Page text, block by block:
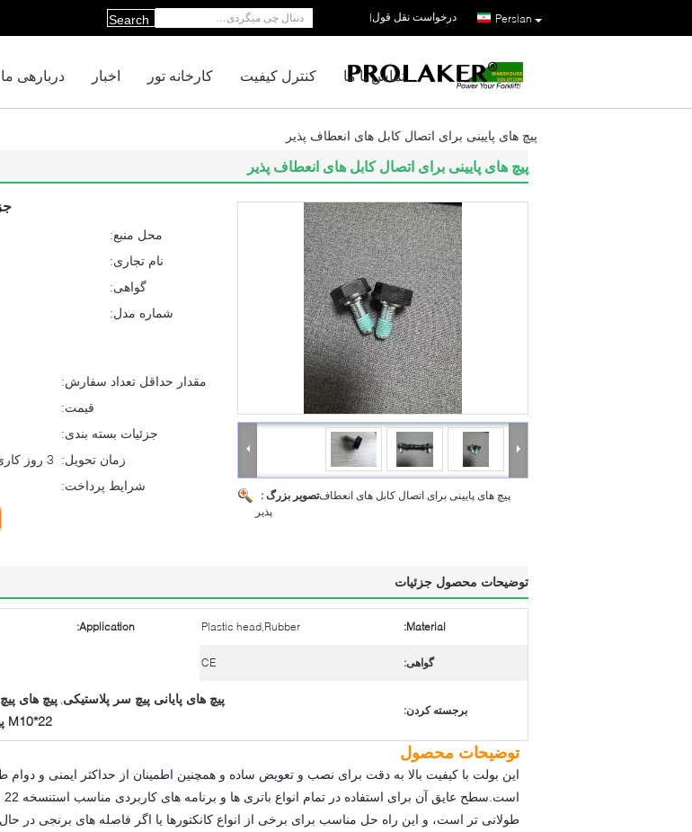
Persian درخواست نقل قول|
Search
دربارهی ما اخبار کارخانه تور کنترل کیفیت تماس با ما
پیچ های پایینی برای اتصال کابل های انعطاف پذیر
پیچ های پایینی برای اتصال کابل های انعطاف پذیر
تصویر بزرگ :پیچ های پایینی برای اتصال کابل های انعطاف
پذیر
محل منبع:
نام تجاری:
گواهی:
شماره مدل:
مقدار حداقل تعداد سفارش:
قیمت:
جزئیات بسته بندی:
زمان تحویل: 3 روز کاری پس از پرداخت
شرایط پرداخت:
توضیحات محصول جزئیات
Material:
Plastic head,Rubber
Application:
گواهی: CE
برجسته کردن:
پیچ های پایانی پیچ سر پلاستیکی, پیچ های
M10*22 پیچ های پیچ سر پلاستیکی
توضیحات محصول
این بولت با کیفیت بالا به دقت برای نصب و تعویض ساده و همچنین اطمینان از حداکثر ایمنی و
طولانی تر است، و این راه حل مناسب برای برخی از انواع کانکتورها یا اگر فاصله های برنجی در